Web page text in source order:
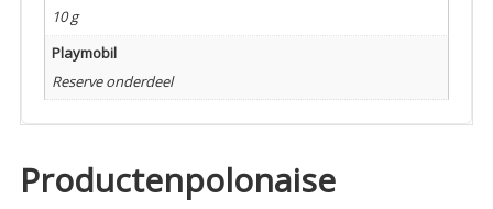
10 g
Playmobil
Reserve onderdeel
Productenpolonaise